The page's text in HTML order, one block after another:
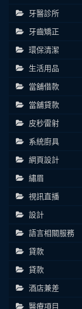
牙醫診所
牙齒矯正
環保清潔
生活用品
當舖借款
當舖貸款
皮秒雷射
系統廚具
網頁設計
繡眉
視訊直播
設計
語言相關服務
貸款
貸款
酒店兼差
醫療項目